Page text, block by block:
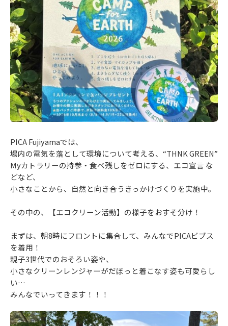
PICA Fujiyamaでは、
場内の電気を落として環境について考える、“THNK GREEN”
Myカトラリーの持参・食べ残しをゼロにする、エコ宣言 な
どなど、
小さなことから、自然と向き合うきっかけづくりを実施中。
その中の、【エコクリーン活動】の様子をおすそ分け！
まずは、朝8時にフロントに集合して、みんなでPICAビブス
を着用！
親子3世代でのおそろい姿や、
小さなクリーンレンジャーがだぼっと着こなす姿も可愛らし
い…
みんなでいってきます！！！